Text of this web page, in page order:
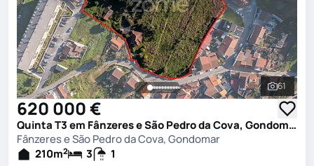
Ver
61
620 000 €
Quinta T3 em Fânzeres e São Pedro da Cova, Gondomar
Fânzeres e São Pedro da Cova, Gondomar
210m2 3 1